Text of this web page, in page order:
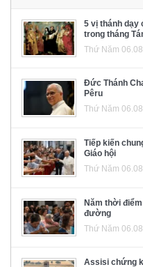
5 vị thánh dạy
trong tháng
Thứ Năm
Đức Thánh
Pêru
Thứ Năm
Tiếp kiến
Giáo hội
Thứ Năm
Năm thời
đường
Thứ Năm
Assisi chứng